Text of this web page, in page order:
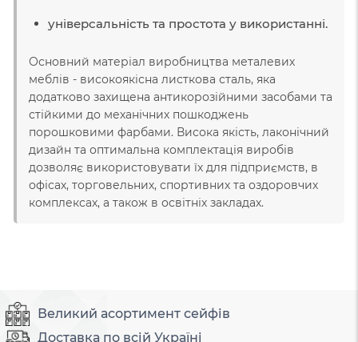
універсальність та простота у використанні.
Основний матеріал виробництва металевих
меблів - високоякісна листкова сталь, яка
додатково захищена антикорозійними засобами та
стійкими до механічних пошкоджень
порошковими фарбами. Висока якість, лаконічний
дизайн та оптимальна комплектація виробів
дозволяє використовувати їх для підприємств, в
офісах, торговельних, спортивних та оздоровчих
комплексах, а також в освітніх закладах.
Великий асортимент сейфів
Доставка по всій Україні